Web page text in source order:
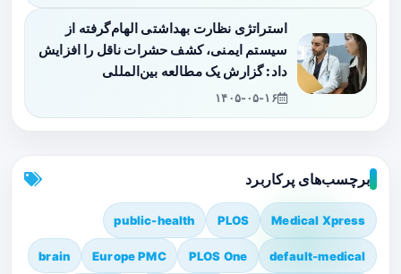
استراتژی نظارت بهداشتی الهام‌گرفته از
سیستم ایمنی، کشف حشرات ناقل را افزایش
داد: گزارش یک مطالعه بین‌المللی
۱۴۰۵-۰۵-۱۶
برچسب‌های پرکاربرد
Medical Xpress
PLOS
public-health
default-medical
PLOS One
Europe PMC
brain